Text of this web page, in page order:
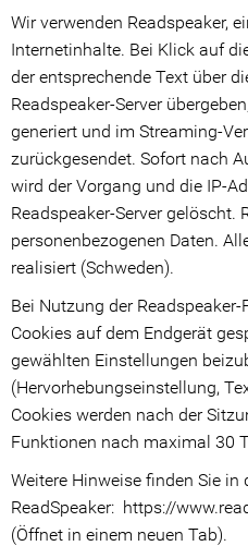
Wir verwenden Readspeaker,
Internetinhalte. Bei Klick auf
der entsprechende Text über
Readspeaker-Server
generiert und im Streaming-
zurückgesendet. Sofort nach
wird der Vorgang und die IP-
Readspeaker-Server gelöscht.
personenbezogenen Daten.
realisiert (Schweden).
Bei Nutzung der
Cookies auf dem Endgerät
gewählten Einstellungen
(Hervorhebungseinstellung,
Cookies werden nach der
Funktionen nach maximal 30
Weitere Hinweise finden Sie
ReadSpeaker: https://
(Öffnet in einem neuen Tab).